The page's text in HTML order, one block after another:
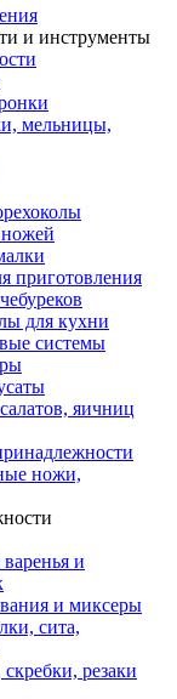
и инструменты
мельницы,
приготовления
для кухни
системы
яичниц
ножи,
и
и миксеры
сита,
резаки